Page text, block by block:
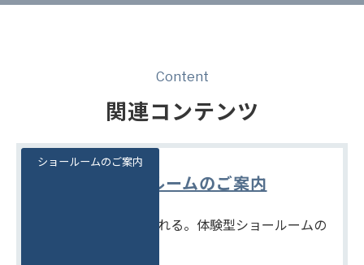
Content
関連コンテンツ
ショールームのご案内
見て、触れて、比べられる。体験型ショールームの
ショールームのご案内